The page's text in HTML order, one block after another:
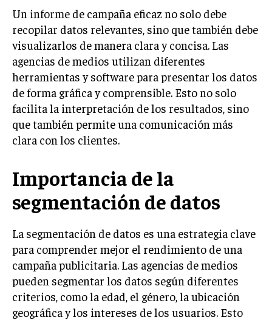
NEGOCIACIÓN Y RESOLUCIÓN DE CONFLICTOS
DERECHO EMPRESARIAL Y REGULACIONES
ÉXITO EMPRESARIAL Y CASOS DE ESTUDIO
GOBIERNO CORPORATIVO
NEGOCIOS
ESTRATEGIAS DE NEGOCIOS
MARKETING B2B
FRANQUICIAS
E-COMMERCE
E-COMMERCE Y COMERCIO ELECTRÓNICO
ESTRATEGIAS DE PRICING Y GESTIÓN DE
PRECIOS
GESTIÓN DE CRISIS EMPRESARIALES
Un informe de campaña eficaz no solo debe
recopilar datos relevantes, sino que también debe
visualizarlos de manera clara y concisa. Las
agencias de medios utilizan diferentes
herramientas y software para presentar los datos
de forma gráfica y comprensible. Esto no solo
facilita la interpretación de los resultados, sino
que también permite una comunicación más
clara con los clientes.
Importancia de la
segmentación de datos
La segmentación de datos es una estrategia clave
para comprender mejor el rendimiento de una
campaña publicitaria. Las agencias de medios
pueden segmentar los datos según diferentes
criterios, como la edad, el género, la ubicación
geográfica y los intereses de los usuarios. Esto